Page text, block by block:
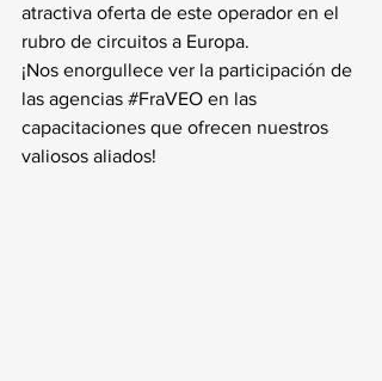
atractiva oferta de este operador en el
rubro de circuitos a Europa.
¡Nos enorgullece ver la participación de
las agencias #FraVEO en las
capacitaciones que ofrecen nuestros
valiosos aliados!